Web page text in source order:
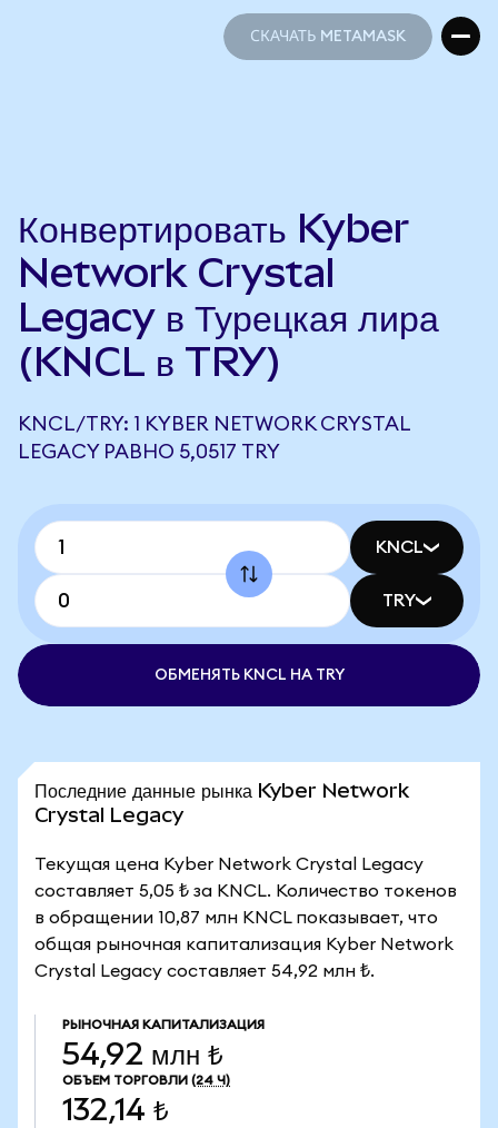
СКАЧАТЬ METAMASK
Конвертировать Kyber
Network Crystal
Legacy в Турецкая лира
(KNCL в TRY)
KNCL/TRY: 1 KYBER NETWORK CRYSTAL
LEGACY РАВНО 5,0517 TRY
KNCL
TRY
ОБМЕНЯТЬ KNCL НА TRY
Последние данные рынка Kyber Network
Crystal Legacy
Текущая цена Kyber Network Crystal Legacy
составляет 5,05 ₺ за KNCL. Количество токенов
в обращении 10,87 млн KNCL показывает, что
общая рыночная капитализация Kyber Network
Crystal Legacy составляет 54,92 млн ₺.
РЫНОЧНАЯ КАПИТАЛИЗАЦИЯ
54,92 млн ₺
ОБЪЕМ ТОРГОВЛИ (24 Ч)
132,14 ₺